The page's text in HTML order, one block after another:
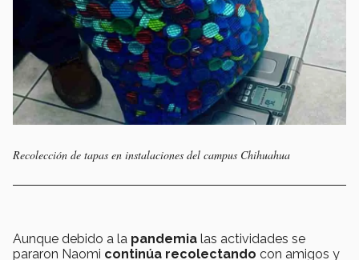
Recolección de tapas en instalaciones del campus Chihuahua
Aunque debido a la pandemia las actividades se
pararon Naomi continúa recolectando con amigos y